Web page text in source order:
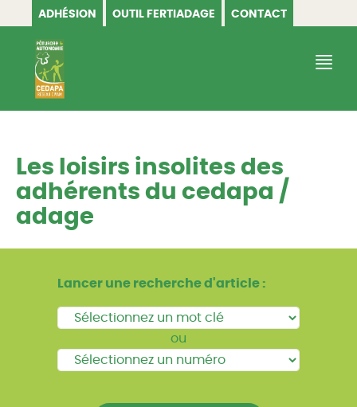
ADHÉSION OUTIL FERTIADAGE CONTACT
CEDAPA
Les loisirs insolites des
adhérents du cedapa /
adage
Lancer une recherche d'article :
ou